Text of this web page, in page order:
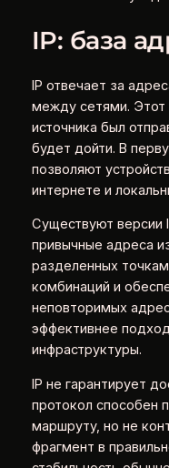
IP: база
IP отвечает за
между сетями. Этот
источника был
будет дойти. В
позволяют
интернете и
Существуют версии
привычные адреса
разделенных
комбинаций и
неповторимых
эффективнее
инфраструктуры.
IP не гарантирует
протокол способен
маршруту, но не
фрагмент в